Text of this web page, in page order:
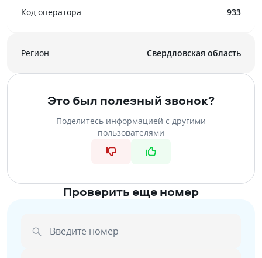
Код оператора 933
Регион Свердловская область
Это был полезный звонок?
Поделитесь информацией с другими
пользователями
Проверить еще номер
Введите номер